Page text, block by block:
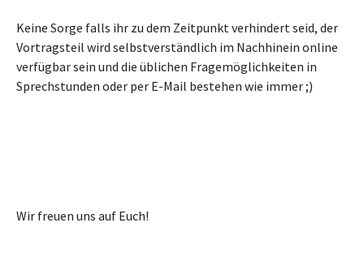
Keine Sorge falls ihr zu dem Zeitpunkt verhindert seid, der
Vortragsteil wird selbstverständlich im Nachhinein online
verfügbar sein und die üblichen Fragemöglichkeiten in
Sprechstunden oder per E-Mail bestehen wie immer ;)
Wir freuen uns auf Euch!